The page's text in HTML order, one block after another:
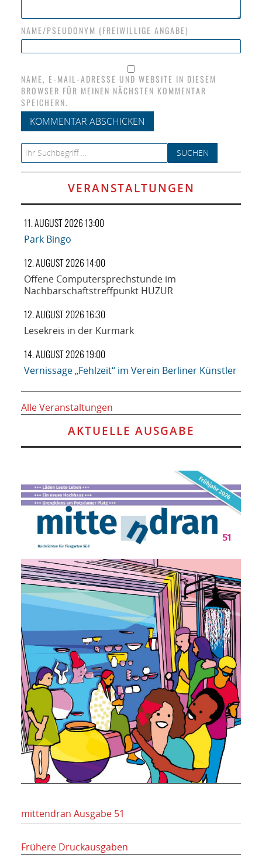
NAME/PSEUDONYM (FREIWILLIGE ANGABE)
NAME, E-MAIL-ADRESSE UND WEBSITE IN DIESEM
BROWSER FÜR MEINEN NÄCHSTEN KOMMENTAR
SPEICHERN.
Search for:
VERANSTALTUNGEN
11. AUGUST 2026 13:00
Park Bingo
12. AUGUST 2026 14:00
Offene Computersprechstunde im
Nachbarschaftstreffpunkt HUZUR
12. AUGUST 2026 16:30
Lesekreis in der Kurmark
14. AUGUST 2026 19:00
Vernissage „Fehlzeit“ im Verein Berliner Künstler
Alle Veranstaltungen
AKTUELLE AUSGABE
mittendran Ausgabe 51
Frühere Druckausgaben